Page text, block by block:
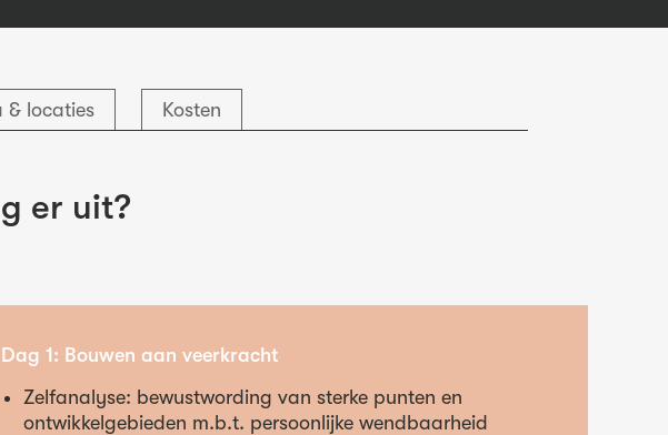
& locaties Kosten
er uit?
Dag 1: Bouwen aan veerkracht
Zelfanalyse: bewustwording van sterke punten en
ontwikkelgebieden m.b.t. persoonlijke wendbaarheid